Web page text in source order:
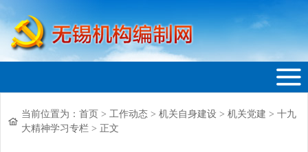
无锡机构编制网
当前位置为： 首页 > 工作动态 > 机关自身建设 > 机关党建 > 十九
大精神学习专栏 > 正文